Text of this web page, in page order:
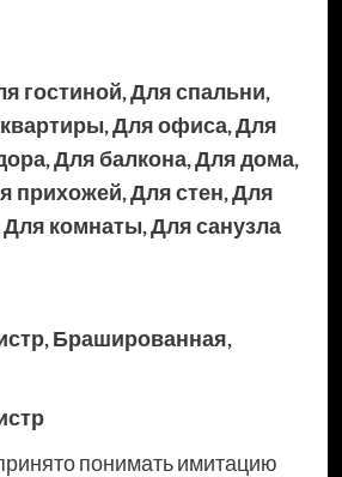
гостиной,Для спальни,
,Для офиса,Для
,Для балкона,Для дома,
прихожей,Для стен,Для
Для комнаты,Для санузла
,Брашированная,
понимать имитацию